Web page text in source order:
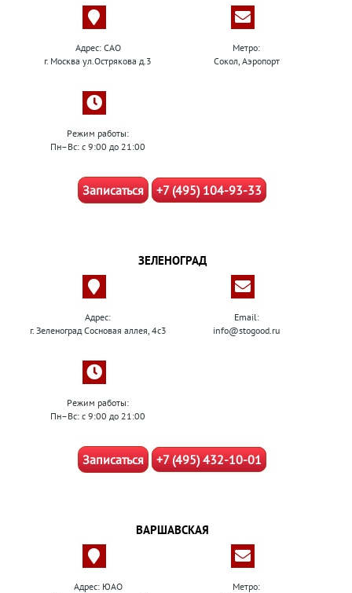
Адрес: САО
г. Москва ул.Острякова д.3
Метро:
Сокол, Аэропорт
Режим работы:
Пн–Вс: с 9:00 до 21:00
Записаться +7 (495) 104-93-33
ЗЕЛЕНОГРАД
Адрес:
г. Зеленоград Сосновая аллея, 4с3
Email:
info@stogood.ru
Режим работы:
Пн–Вс: с 9:00 до 21:00
Записаться +7 (495) 432-10-01
ВАРШАВСКАЯ
Адрес: ЮАО
Метро: